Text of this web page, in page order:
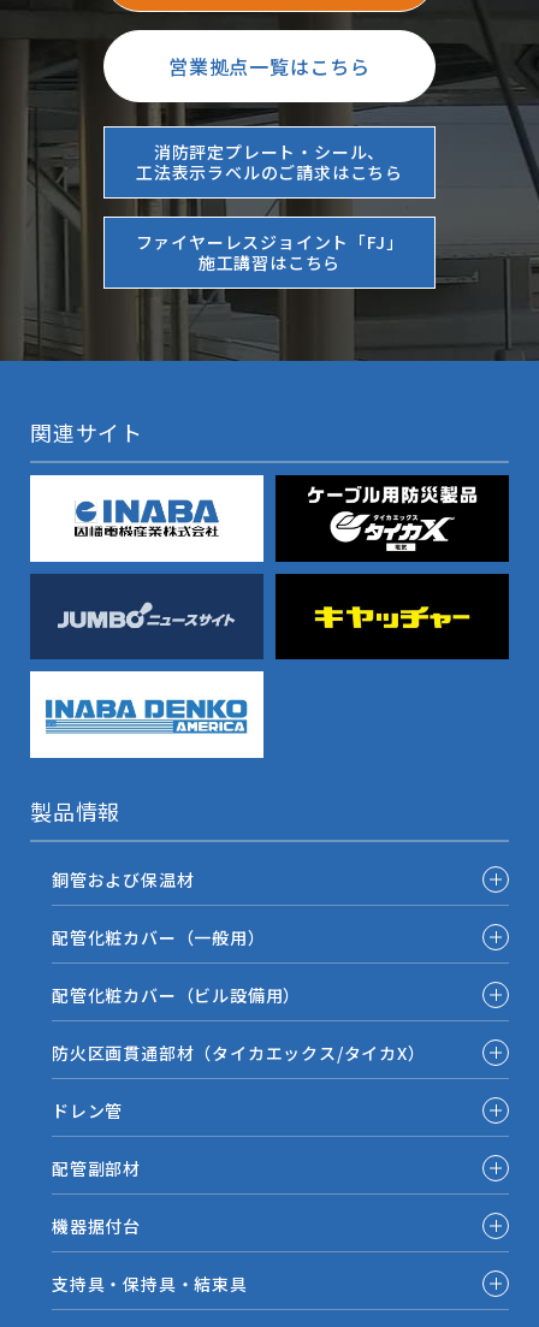
営業拠点一覧はこちら
消防評定プレート・シール、
工法表示ラベルのご請求はこちら
ファイヤーレスジョイント「FJ」
施工講習はこちら
関連サイト
製品情報
銅管および保温材
配管化粧カバー（一般用）
配管化粧カバー（ビル設備用）
防火区画貫通部材（タイカエックス/タイカX）
ドレン管
配管副部材
機器据付台
支持具・保持具・結束具